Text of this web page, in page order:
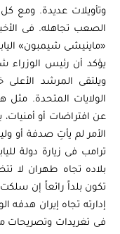
وتأويلات عديدة. ومع
الصعب تجاهله. فى
«ماينيشى شيمبون»
يؤكد أن رئيس الوزراء
ويلتقى المرشد
الولايات المتحدة. مثل
عن افتراضات أو
الأمر لم يأتِ صدفة أو
ترامب فى زيارة دولة
بلاده تجاه طهران لا
تكون بلداً رائعاً إن سلكت
إدارته تجاه إيران هدفه
فى تغريدات وتصريحات